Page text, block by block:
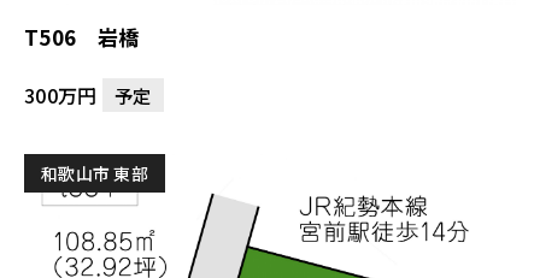
T506 岩橋
300万円 予定
和歌山市 東部